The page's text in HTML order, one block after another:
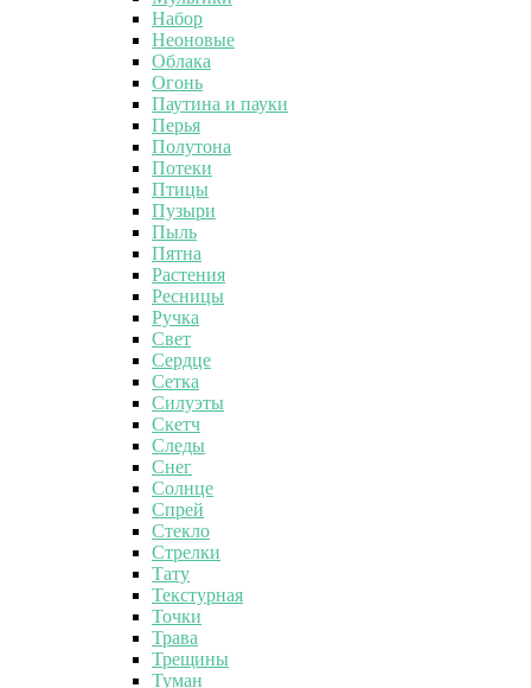
Набор
Неоновые
Облака
Огонь
Паутина и пауки
Перья
Полутона
Потеки
Птицы
Пузыри
Пыль
Пятна
Растения
Ресницы
Ручка
Свет
Сердце
Сетка
Силуэты
Скетч
Следы
Снег
Солнце
Спрей
Стекло
Стрелки
Тату
Текстурная
Точки
Трава
Трещины
Туман